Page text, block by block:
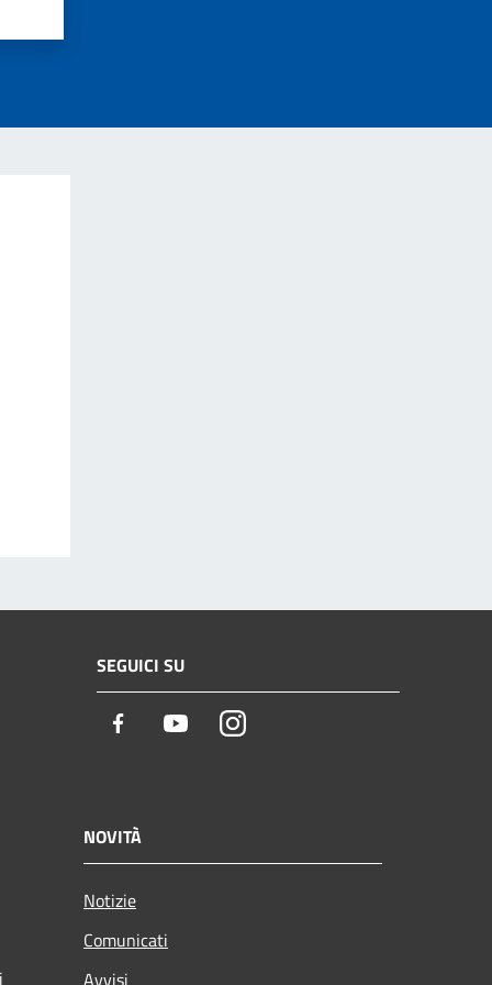
SEGUICI SU
Facebook YoutubeInstagram
NOVITÀ
Notizie
Comunicati